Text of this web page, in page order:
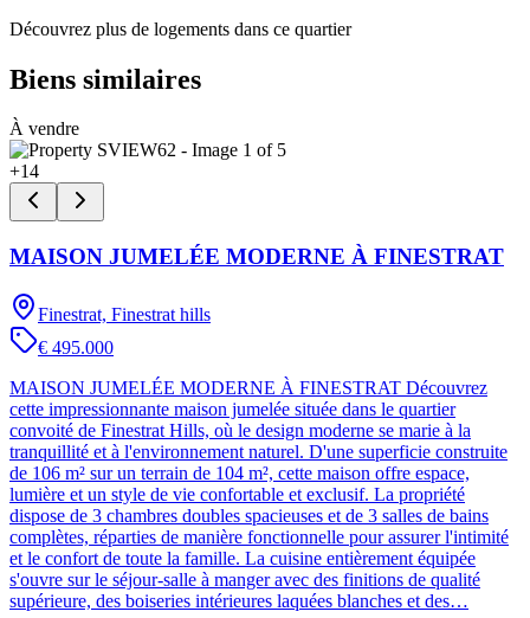
Découvrez plus de logements dans ce quartier
Biens similaires
À vendre
+14
MAISON JUMELÉE MODERNE À FINESTRAT
Finestrat, Finestrat hills
€ 495.000
MAISON JUMELÉE MODERNE À FINESTRAT Découvrez
cette impressionnante maison jumelée située dans le quartier
convoité de Finestrat Hills, où le design moderne se marie à la
tranquillité et à l'environnement naturel. D'une superficie construite
de 106 m² sur un terrain de 104 m², cette maison offre espace,
lumière et un style de vie confortable et exclusif. La propriété
dispose de 3 chambres doubles spacieuses et de 3 salles de bains
complètes, réparties de manière fonctionnelle pour assurer l'intimité
et le confort de toute la famille. La cuisine entièrement équipée
s'ouvre sur le séjour-salle à manger avec des finitions de qualité
supérieure, des boiseries intérieures laquées blanches et des…